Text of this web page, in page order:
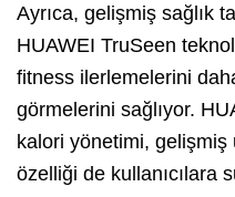
Ayrıca, gelişmiş sağlık
HUAWEI TruSeen
fitness ilerlemelerini
görmelerini sağlıyor.
kalori yönetimi,
özelliği de kullanıcılara